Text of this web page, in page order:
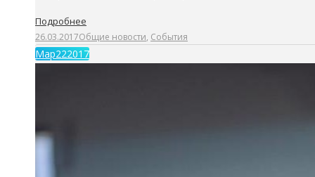
Подробнее
26.03.2017Общие новости, События
Мар222017